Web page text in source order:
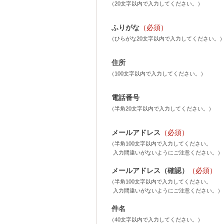
（20文字以内で入力してください。）
ふりがな （必須）
（ひらがな20文字以内で入力してください。
住所
（100文字以内で入力してください。）
電話番号
（半角20文字以内で入力してください。）
メールアドレス （必須）
（半角100文字以内で入力してください。
入力間違いがないようにご注意ください。）
メールアドレス（確認） （必須）
（半角100文字以内で入力してください。
入力間違いがないようにご注意ください。）
件名
（40文字以内で入力してください。）